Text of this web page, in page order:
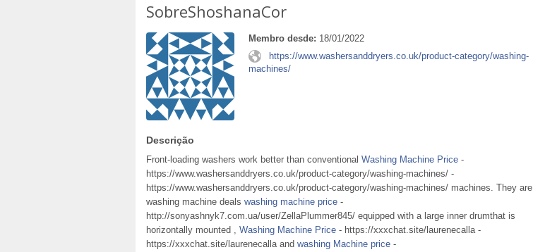
SobreShoshanaCor
Membro desde: 18/01/2022
https://www.washersanddryers.co.uk/product-category/washing-
machines/
Descrição
Front-loading washers work better than conventional Washing Machine Price -
https://www.washersanddryers.co.uk/product-category/washing-machines/ -
https://www.washersanddryers.co.uk/product-category/washing-machines/ machines. They are
washing machine deals washing machine price -
http://sonyashnyk7.com.ua/user/ZellaPlummer845/ equipped with a large inner drumthat is
horizontally mounted , Washing Machine Price - https://xxxchat.site/laurenecalla -
https://xxxchat.site/laurenecalla and washing Machine price -